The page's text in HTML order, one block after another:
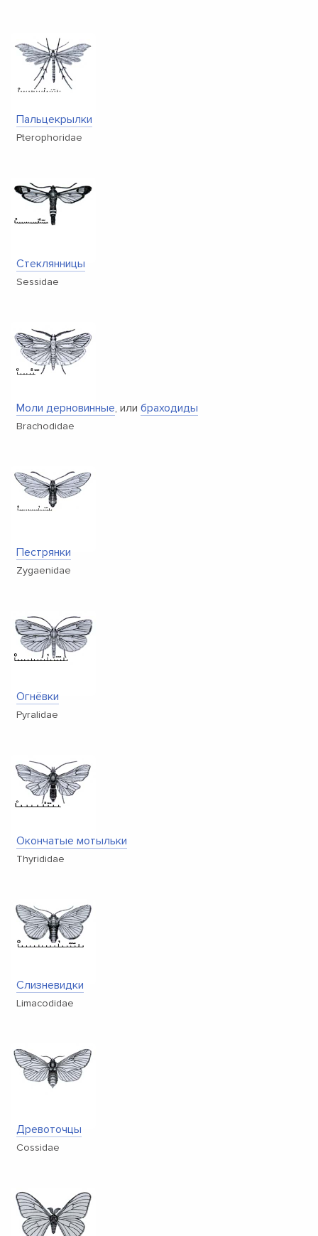
Пальцекрылки
Pterophoridae
Стеклянницы
Sessidae
Моли дерновинные, или браходиды
Brachodidae
Пестрянки
Zygaenidae
Огнёвки
Pyralidae
Окончатые мотыльки
Thyrididae
Слизневидки
Limacodidae
Древоточцы
Cossidae